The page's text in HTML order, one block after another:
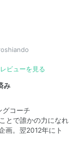
レビューを見る
み
グコーチ
とで誰かの力になれ
画。翌2012年にト